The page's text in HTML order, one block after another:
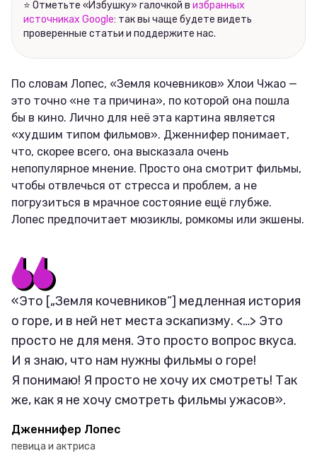
⭐ Отметьте «Избушку» галочкой в избранных
источниках Google: так вы чаще будете видеть
проверенные статьи и поддержите нас.
По словам Лопес, «Земля кочевников» Хлои Чжао —
это точно «не та причина», по которой она пошла
бы в кино. Лично для неё эта картина является
«худшим типом фильмов». Дженнифер понимает,
что, скорее всего, она высказала очень
непопулярное мнение. Просто она смотрит фильмы,
чтобы отвлечься от стресса и проблем, а не
погрузиться в мрачное состояние ещё глубже.
Лопес предпочитает мюзиклы, ромкомы или экшены.
«Это [„Земля кочевников“] медленная история
о горе, и в ней нет места эскапизму. <…> Это
просто не для меня. Это просто вопрос вкуса.
И я знаю, что нам нужны фильмы о горе!
Я понимаю! Я просто не хочу их смотреть! Так
же, как я не хочу смотреть фильмы ужасов».
Дженнифер Лопес
певица и актриса